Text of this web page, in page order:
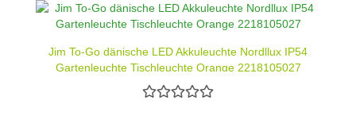
Jim To-Go dänische LED Akkuleuchte Nordllux IP54
Gartenleuchte Tischleuchte Orange 2218105027